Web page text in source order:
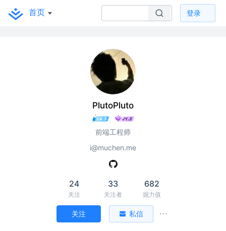
首页 登录
PlutoPluto
前端工程师
i@muchen.me
24
关注
33
关注者
682
掘力值
关注 私信